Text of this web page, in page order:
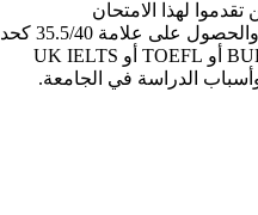
الدراسة في الجامعة.